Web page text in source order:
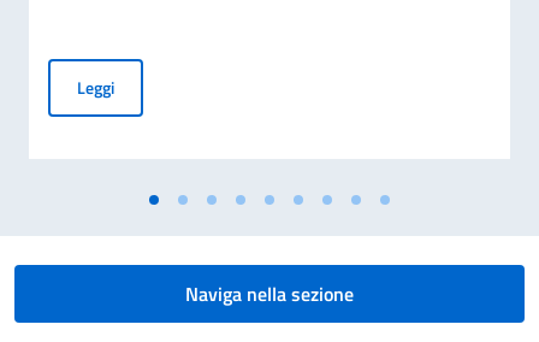
LeggiBANDO PER L’ASSEGNAZIONE DI BORSE DI STUDIO
Naviga nella sezione